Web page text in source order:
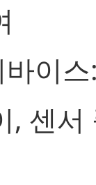
이
, 센